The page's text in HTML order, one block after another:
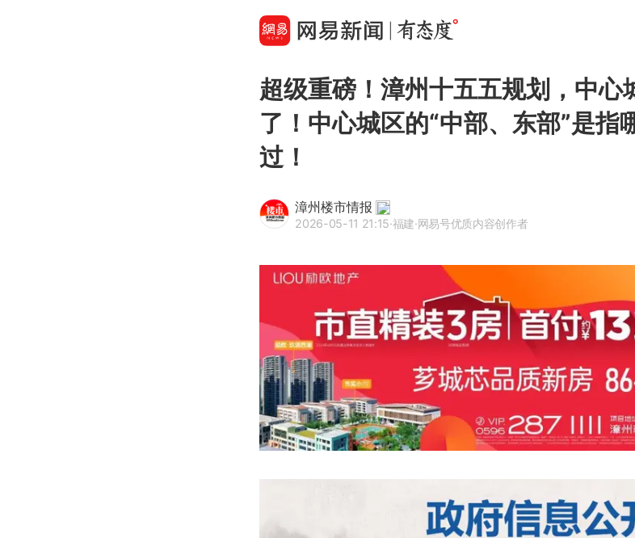
超级重磅！漳州十五五规划，中心
了！中心城区的“中部、东部”是指
过！
漳州楼市情报
2026-05-11 21:15·福建·网易号优质内容创作者